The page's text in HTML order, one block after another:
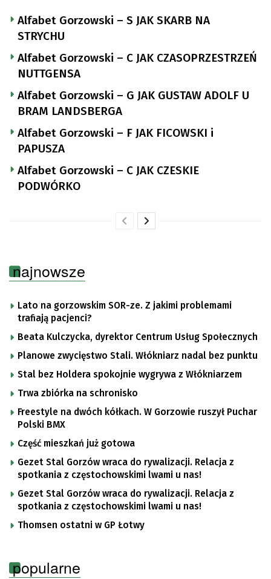
Alfabet Gorzowski – S JAK SKARB NA
STRYCHU
Alfabet Gorzowski – C JAK CZASOPRZESTRZEŃ
NUTTGENSA
Alfabet Gorzowski – G JAK GUSTAW ADOLF U
BRAM LANDSBERGA
Alfabet Gorzowski – F JAK FICOWSKI i
PAPUSZA
Alfabet Gorzowski – C JAK CZESKIE
PODWÓRKO
najnowsze
Lato na gorzowskim SOR-ze. Z jakimi problemami
trafiają pacjenci?
Beata Kulczycka, dyrektor Centrum Usług Społecznych
Planowe zwycięstwo Stali. Włókniarz nadal bez punktu
Stal bez Holdera spokojnie wygrywa z Włókniarzem
Trwa zbiórka na schronisko
Freestyle na dwóch kółkach. W Gorzowie ruszył Puchar
Polski BMX
Część mieszkań już gotowa
Gezet Stal Gorzów wraca do rywalizacji. Relacja z
spotkania z częstochowskimi lwami u nas!
Gezet Stal Gorzów wraca do rywalizacji. Relacja z
spotkania z częstochowskimi lwami u nas!
Thomsen ostatni w GP Łotwy
popularne